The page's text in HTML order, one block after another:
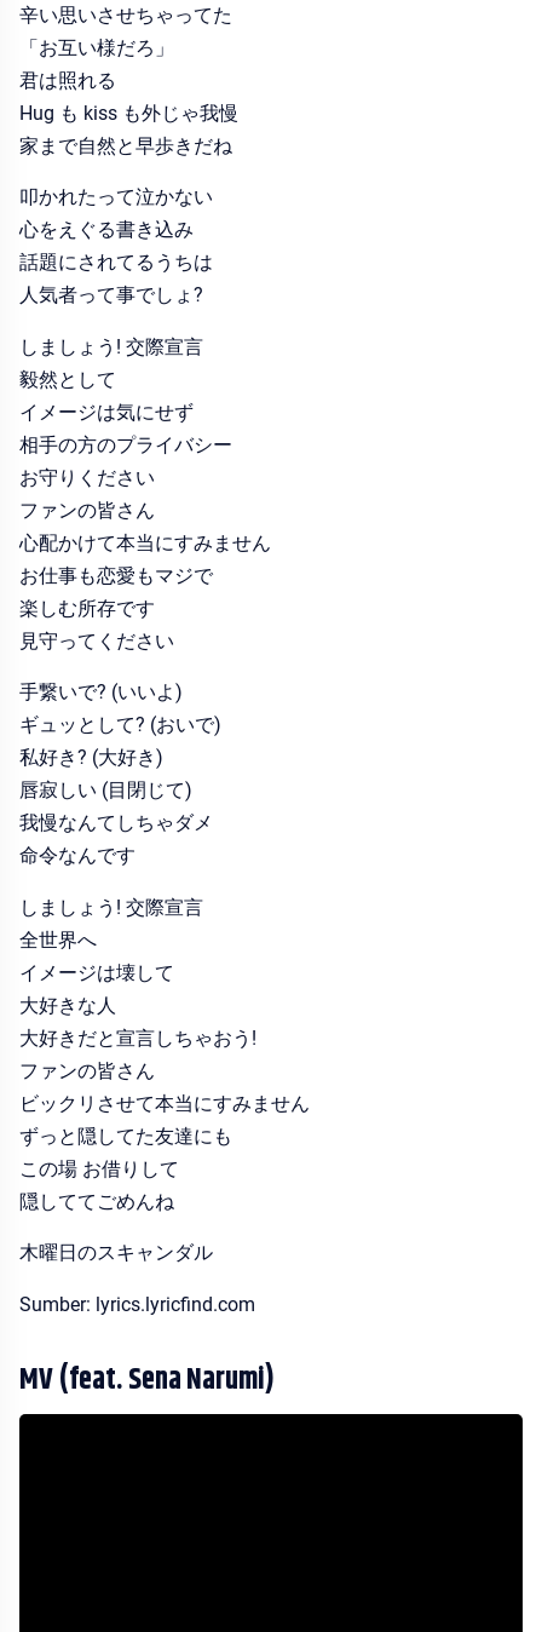
辛い思いさせちゃってた
「お互い様だろ」
君は照れる
Hug も kiss も外じゃ我慢
家まで自然と早歩きだね
叩かれたって泣かない
心をえぐる書き込み
話題にされてるうちは
人気者って事でしょ?
しましょう! 交際宣言
毅然として
イメージは気にせず
相手の方のプライバシー
お守りください
ファンの皆さん
心配かけて本当にすみません
お仕事も恋愛もマジで
楽しむ所存です
見守ってください
手繋いで? (いいよ)
ギュッとして? (おいで)
私好き? (大好き)
唇寂しい (目閉じて)
我慢なんてしちゃダメ
命令なんです
しましょう! 交際宣言
全世界へ
イメージは壊して
大好きな人
大好きだと宣言しちゃおう!
ファンの皆さん
ビックリさせて本当にすみません
ずっと隠してた友達にも
この場 お借りして
隠しててごめんね
木曜日のスキャンダル
Sumber: lyrics.lyricfind.com
MV (feat. Sena Narumi)